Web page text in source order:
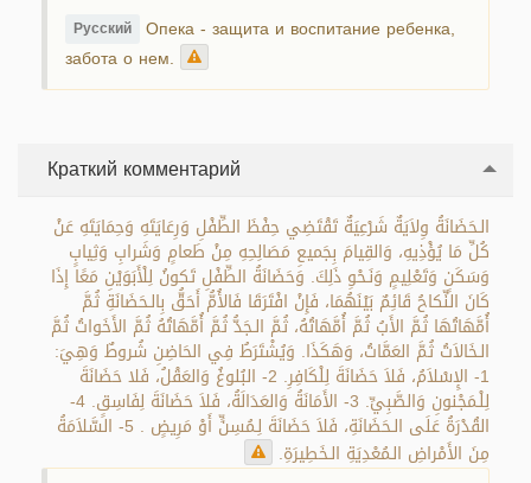
Русский Опека - защита и воспитание ребенка,
забота о нем.
Краткий комментарий
الـحَضَانَةُ وِلاَيَةٌ شَرْعِيَةٌ تَقْتَضِي حِفْظَ الطِّفْلِ وَرِعَايَتَهِ وَحِمَايَتَهِ عَنْ
كُلِّ مَا يُؤْذِيهِ، وَالقِيامَ بِجَميعِ مَصَالِحِهِ مِنْ طَعامٍ وَشَرابِ وَثِيابٍ
وَسَكَنٍ وَتَعْلِيمٍ وَنَـحْوِ ذَلِكَ. وَحَضَانَةُ الطِّفْلِ تَكونُ لِلْأَبَوَيْنِ مَعًا إِذَا
كَانَ النِّكاحُ قَائِمٌ بَيْنَهُمَا، فَإِنْ افْتَرَقَا فَالأُمُّ أَحَقُّ بِالـحَضَانَةِ ثُمَّ
أُمَّهَاتُهَا ثُمَّ الأَبُ ثُمَّ أُمَّهَاتُهُ، ثُمَّ الـجَدُّ ثُمَّ أُمَّهَاتُهُ ثُمَّ الأَخَواتُ ثُمَّ
الـخَالاَتُ ثُمَّ العَمَّاتُ، وَهَكَذَا. وَيُشْتَرَطُ فِي الحَاضِنِ شُروطٌ وَهِيَ:
1- الإِسْلاَمُ، فَلاَ حَضَانَةَ لِلْكَافِرِ. 2- البُلوغُ وَالعَقْلُ، فَلا حَضَانَةَ
لِلْـمَجْنونِ وَالصَّبِيِّ. 3- الأَمَانَةُ وَالعَدَالَةُ، فَلاَ حَضَانَةَ لِفَاسِقٍ. 4-
القُدْرَةُ عَلَى الـحَضَانَةِ، فَلاَ حَضَانَةَ لِـمُسِنٍّ أَوْ مَرِيضٍ . 5- السَّلاَمَةُ
مِنَ الأَمْراضِ الـمُعْدِيَةِ الـخَطِيرَةِ.